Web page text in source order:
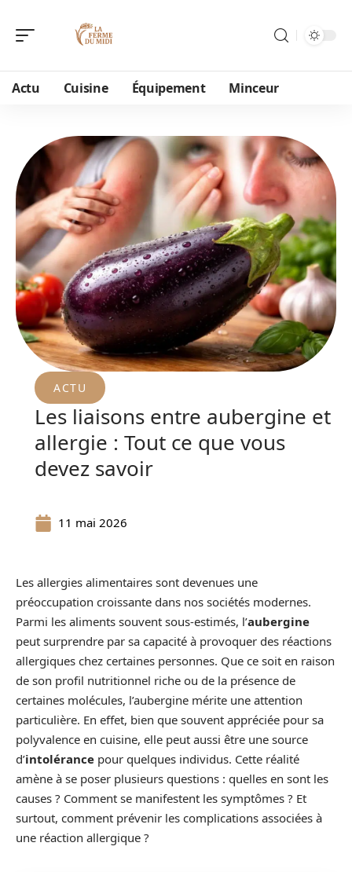
Actu Cuisine Équipement Minceur
ACTU
Les liaisons entre aubergine et
allergie : Tout ce que vous
devez savoir
11 mai 2026
Les allergies alimentaires sont devenues une
préoccupation croissante dans nos sociétés modernes.
Parmi les aliments souvent sous-estimés, l’aubergine
peut surprendre par sa capacité à provoquer des réactions
allergiques chez certaines personnes. Que ce soit en raison
de son profil nutritionnel riche ou de la présence de
certaines molécules, l’aubergine mérite une attention
particulière. En effet, bien que souvent appréciée pour sa
polyvalence en cuisine, elle peut aussi être une source
d’intolérance pour quelques individus. Cette réalité
amène à se poser plusieurs questions : quelles en sont les
causes ? Comment se manifestent les symptômes ? Et
surtout, comment prévenir les complications associées à
une réaction allergique ?